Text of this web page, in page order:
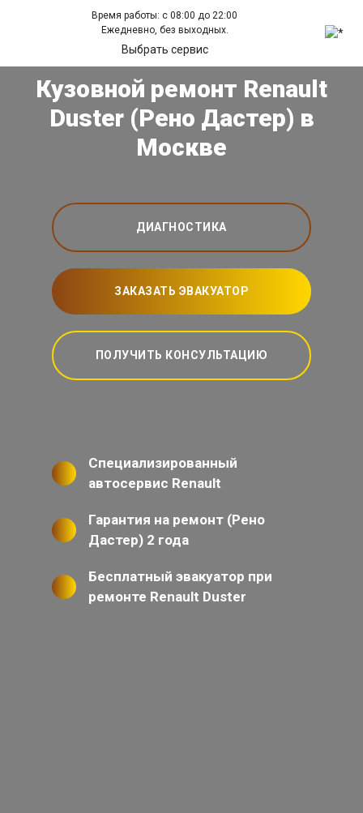
Время работы: с 08:00 до 22:00
Ежедневно, без выходных.
Выбрать сервис
Кузовной ремонт Renault
Duster (Рено Дастер) в
Москве
ДИАГНОСТИКА
ЗАКАЗАТЬ ЭВАКУАТОР
ПОЛУЧИТЬ КОНСУЛЬТАЦИЮ
Специализированный
автосервис Renault
Гарантия на ремонт (Рено
Дастер) 2 года
Бесплатный эвакуатор при
ремонте Renault Duster